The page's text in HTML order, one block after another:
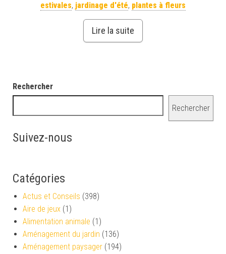
estivales, jardinage d'été, plantes à fleurs
Lire la suite
Rechercher
Rechercher
Suivez-nous
Catégories
Actus et Conseils (398)
Aire de jeux (1)
Alimentation animale (1)
Aménagement du jardin (136)
Aménagement paysager (194)